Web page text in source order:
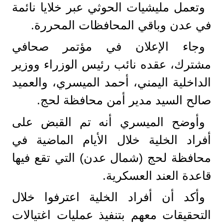
وتعمل مليشيات الحوثي عبر خلايا نائمة
في عدن وباقي المحافظات المحررة.
وجاء الإعلان في مؤتمر صحافي
مشترك، عقده نائب رئيس الوزراء ووزير
الداخلية اليمني، أحمد الميسري، والعميد
صالح السيد مدير أمن محافظة لحج.
وأوضح الميسري أنه تم القبض على
أفراد الخلية خلال الأيام الماضية في
محافظة لحج (شمال عدن) التي تقع فيها
قاعدة العند العسكرية.
وأكد أن أفراد الخلية اعترفوا خلال
التحقيقات معهم بتنفيذ عمليات اغتيالات